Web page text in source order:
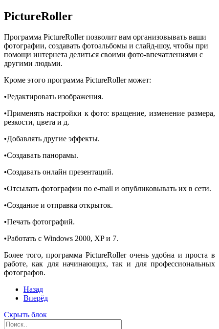
PictureRoller
Программа PictureRoller позволит вам организовывать ваши
фотографии, создавать фотоальбомы и слайд-шоу, чтобы при
помощи интернета делиться своими фото-впечатлениями с
другими людьми.
Кроме этого программа PictureRoller может:
•Редактировать изображения.
•Применять настройки к фото: вращение, изменение размера,
резкости, цвета и д.
•Добавлять другие эффекты.
•Создавать панорамы.
•Создавать онлайн презентаций.
•Отсылать фотографии по e-mail и опубликовывать их в сети.
•Создание и отправка открыток.
•Печать фотографий.
•Работать с Windows 2000, XP и 7.
Более того, программа PictureRoller очень удобна и проста в
работе, как для начинающих, так и для профессиональных
фотографов.
Назад
Вперёд
Скрыть блок